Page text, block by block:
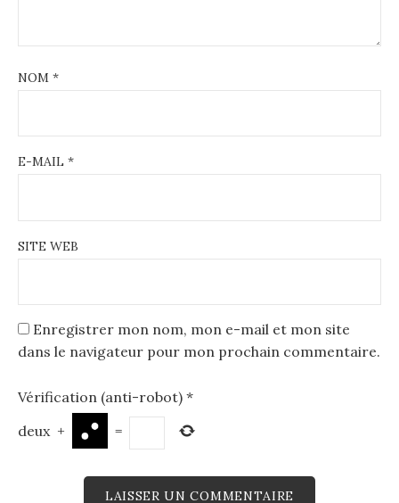
NOM *
E-MAIL *
SITE WEB
Enregistrer mon nom, mon e-mail et mon site
dans le navigateur pour mon prochain commentaire.
Vérification (anti-robot) *
deux + =